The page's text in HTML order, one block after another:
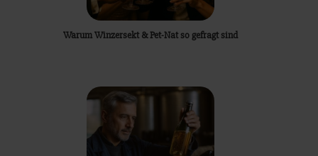
Warum Winzersekt & Pet-Nat so gefragt sind